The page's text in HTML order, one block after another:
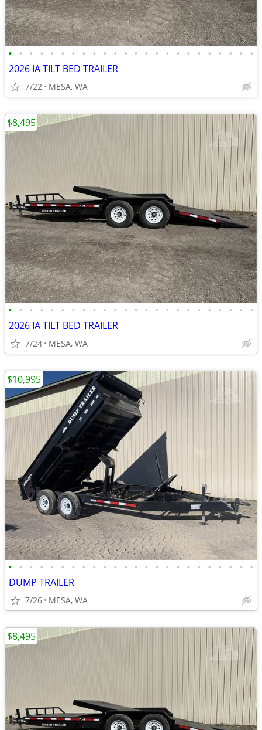
• • • • • • • • • • • • • • • • • • • • • • • •
2026 IA TILT BED TRAILER
7/22 MESA, WA
• • • • • • • • • • • • • • • • • • • • • • • •
2026 IA TILT BED TRAILER
7/24 MESA, WA
$8,495
• • • • • • • • • • • • • • • • • • • • • • • •
DUMP TRAILER
7/26 MESA, WA
$10,995
$8,495